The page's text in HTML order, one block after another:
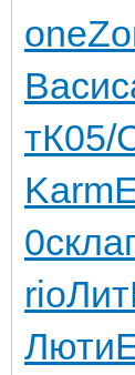
one
Васи
тК05/
Karm
0скла
rio
Люти